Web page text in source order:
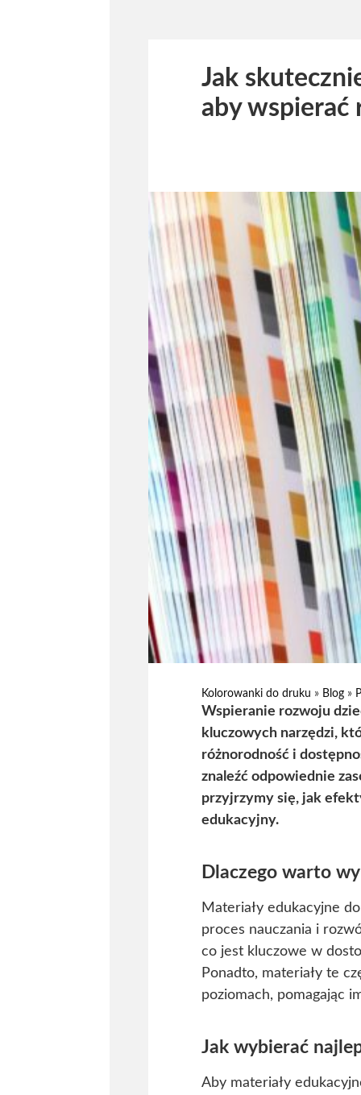
Jak
aby wspierać
Kolorowanki do druku » Blog »
Wspieranie rozwoju
kluczowych narzędzi,
różnorodność i
znaleźć odpowiednie
przyjrzymy się, jak
edukacyjny.
Dlaczego warto
Materiały edukacyjne
proces nauczania i
co jest kluczowe w
Ponadto, materiały te
poziomach, pomagając
Jak wybierać
Aby materiały